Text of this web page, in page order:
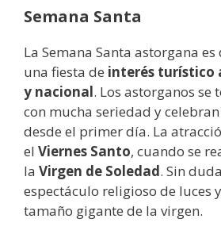
Semana Santa
La Semana Santa astorgana
una fiesta de interés turístico
y nacional. Los astorganos se
con mucha seriedad y
desde el primer día. La
el Viernes Santo, cuando se
la Virgen de Soledad. Sin
espectáculo religioso de luces
tamaño gigante de la virgen.